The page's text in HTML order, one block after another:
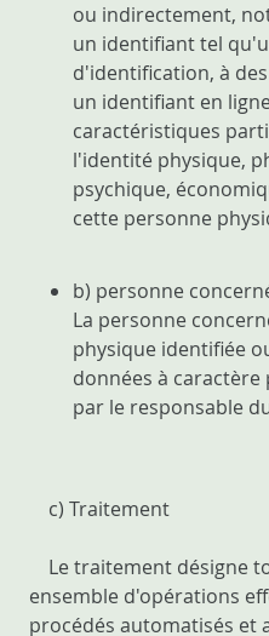
ou indirectement,
un identifiant tel
d'identification, à
un identifiant en
caractéristiques
l'identité physique,
psychique,
cette personne
b) personne
La personne
physique identifiée
données à
par le responsable
c) Traitement
Le traitement désigne
ensemble d'opérations
procédés automatisés et